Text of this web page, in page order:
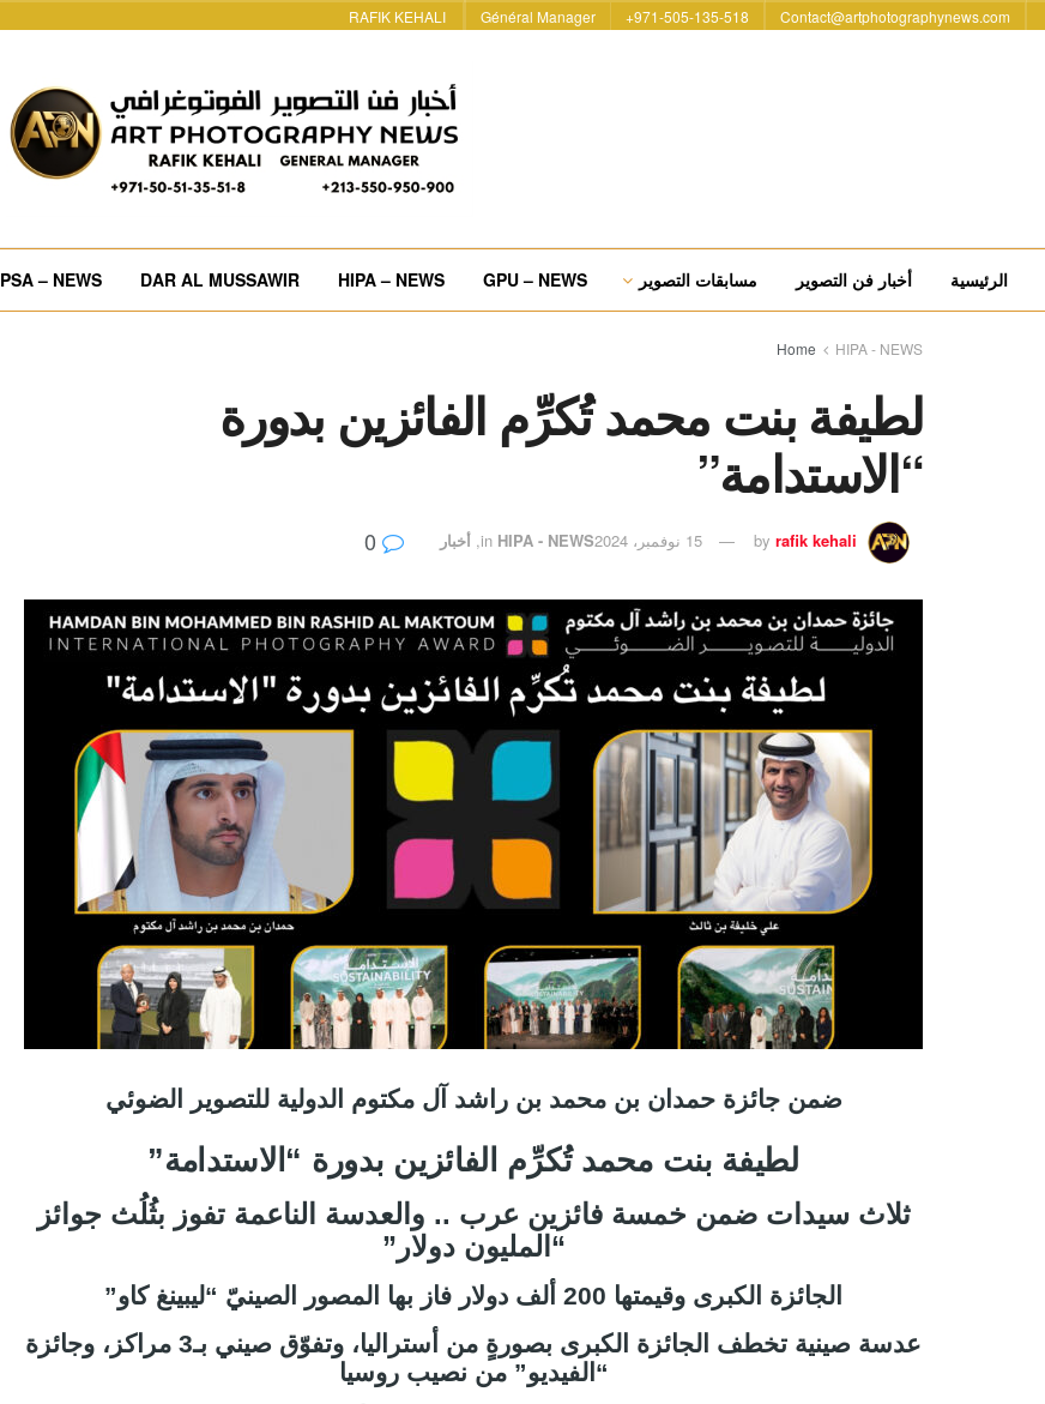
Contact@artphotographynews.com
971-505-135-518+
Général Manager
RAFIK KEHALI
الرئيسية أخبار فن التصوير مسابقات التصوير GPU – NEWS
HIPA – NEWS
DAR AL MUSSAWIR
PSA – NEWS
Home HIPA - NEWS
لطيفة بنت محمد تُكرِّم الفائزين بدورة
“الاستدامة”
by rafik kehali 15 نوفمبر، 2024 in HIPA - NEWS
, أخبار
ضمن جائزة حمدان بن محمد بن راشد آل مكتوم الدولية للتصوير الضوئي
لطيفة بنت محمد تُكرِّم الفائزين بدورة “الاستدامة”
ثلاث سيدات ضمن خمسة فائزين عرب .. والعدسة الناعمة تفوز بثُلُث جوائز
“المليون دولار”
الجائزة الكبرى وقيمتها 200 ألف دولار فاز بها المصور الصينيّ “ليبينغ كاو”
عدسة صينية تخطف الجائزة الكبرى بصورةٍ من أستراليا، وتفوّق صيني بـ3 مراكز، وجائزة
“الفيديو” من نصيب روسيا